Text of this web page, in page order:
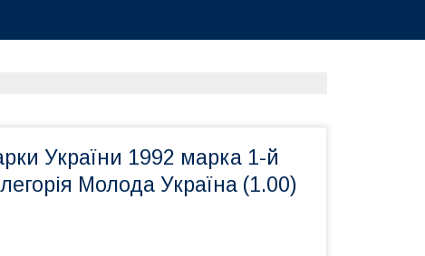
України 1992 марка 1-й
Молода Україна (1.00)